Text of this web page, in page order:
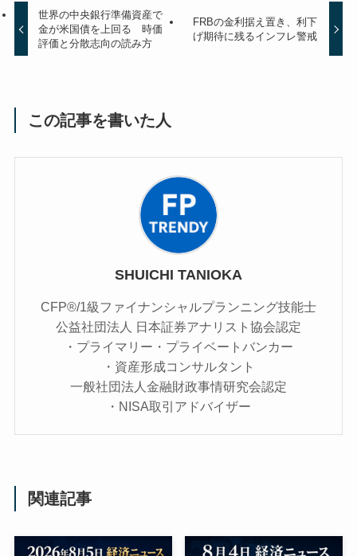
世界の中央銀行準備資産で
金が米国債を上回る 時価
評価と分散志向の読み方
FRBの金利据え置き、利下
げ期待に残るインフレ警戒
この記事を書いた人
SHUICHI TANIOKA
CFP®/1級ファイナンシャルプランニング技能士
公益社団法人 日本証券アナリスト協会認定
・プライマリー・プライベートバンカー
・資産形成コンサルタント
一般社団法人金融財政事情研究会認定
・NISA取引アドバイザー
関連記事